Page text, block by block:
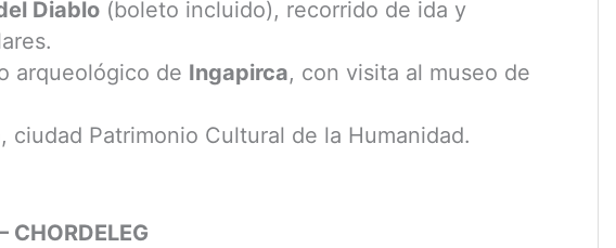
Diablo (boleto incluido), recorrido de ida y
arqueológico de Ingapirca, con visita al museo de
, ciudad Patrimonio Cultural de la Humanidad.
CHORDELEG